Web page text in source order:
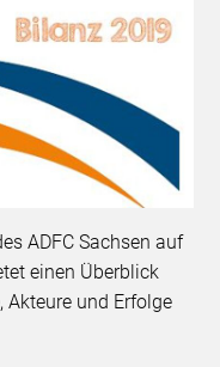
ADFC Sachsen auf
einen Überblick
Akteure und Erfolge